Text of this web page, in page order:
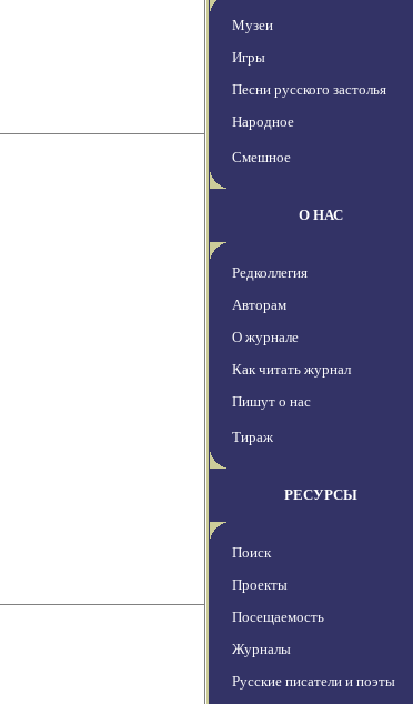
Музеи
Игры
Песни русского застолья
Народное
Смешное
О НАС
Редколлегия
Авторам
О журнале
Как читать журнал
Пишут о нас
Тираж
РЕСУРСЫ
Поиск
Проекты
Посещаемость
Журналы
Русские писатели и поэты